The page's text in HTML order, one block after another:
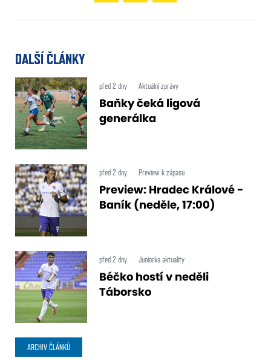
DALŠÍ ČLÁNKY
před 2 dny Aktuální zprávy
Baňky čeká ligová
generálka
před 2 dny Preview k zápasu
Preview: Hradec Králové -
Baník (neděle, 17:00)
před 2 dny Juniorka aktuality
Béčko hostí v neděli
Táborsko
ARCHIV ČLÁNKŮ